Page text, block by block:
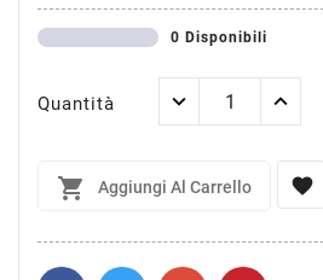
0 Disponibili
Quantità
 Aggiungi Al Carrello 